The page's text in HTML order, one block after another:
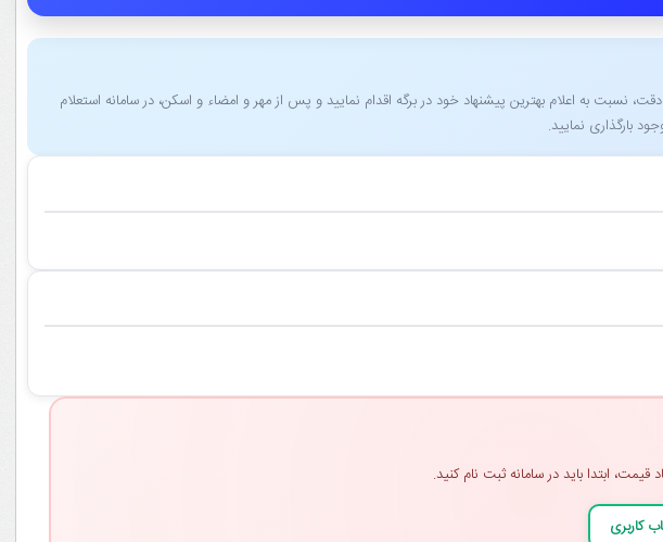
به اعلام بهترین پیشنهاد خود در برگه اقدام نمایید و پس از مهر و امضاء و اسکن، در سامانه استعلام
بارگذاری نمایید.
ابتدا باید در سامانه ثبت ‌نام کنید.
کاربری